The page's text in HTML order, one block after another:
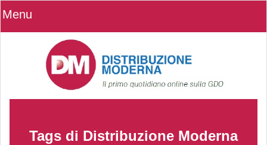
Menu
Tags di Distribuzione Moderna